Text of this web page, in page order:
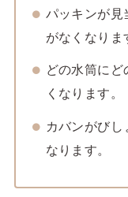
パッキンが
がなくなりま
どの水筒にど
くなります。
カバンがび
なります。